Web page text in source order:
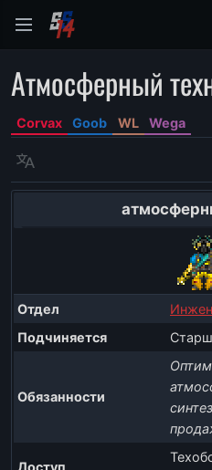
Атмосферный
Corvax Goob WL Wega
Язык
Отдел
Подчиняется
Обязанности
Доступ